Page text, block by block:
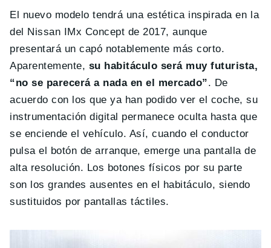
El nuevo modelo tendrá una estética inspirada en la
del Nissan IMx Concept de 2017, aunque
presentará un capó notablemente más corto.
Aparentemente, su habitáculo será muy futurista,
“no se parecerá a nada en el mercado”. De
acuerdo con los que ya han podido ver el coche, su
instrumentación digital permanece oculta hasta que
se enciende el vehículo. Así, cuando el conductor
pulsa el botón de arranque, emerge una pantalla de
alta resolución. Los botones físicos por su parte
son los grandes ausentes en el habitáculo, siendo
sustituidos por pantallas táctiles.